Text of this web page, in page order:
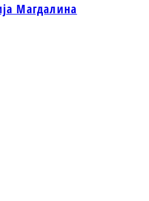
Магдалина